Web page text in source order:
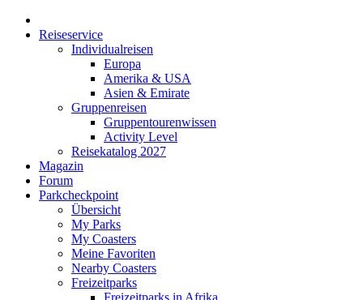
Reiseservice
Individualreisen
Europa
Amerika & USA
Asien & Emirate
Gruppenreisen
Gruppentourenwissen
Activity Level
Reisekatalog 2027
Magazin
Forum
Parkcheckpoint
Übersicht
My Parks
My Coasters
Meine Favoriten
Nearby Coasters
Freizeitparks
Freizeitparks in Afrika